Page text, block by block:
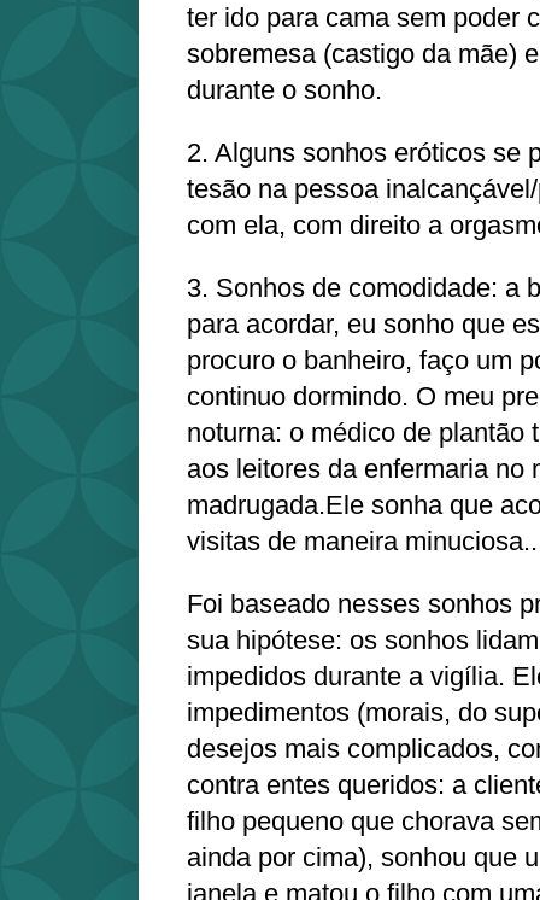
ter ido para cama sem poder
sobremesa (castigo da mãe)
durante o sonho.
2. Alguns sonhos eróticos se
tesão na pessoa
com ela, com direito a
3. Sonhos de comodidade: a
para acordar, eu sonho que
procuro o banheiro, faço um
continuo dormindo. O meu
noturna: o médico de plantão
aos leitores da enfermaria no
madrugada.Ele sonha que
visitas de maneira
Foi baseado nesses sonhos
sua hipótese: os sonhos
impedidos durante a vigília.
impedimentos (morais, do
desejos mais complicados,
contra entes queridos: a
filho pequeno que chorava
ainda por cima), sonhou que
janela e matou o filho com